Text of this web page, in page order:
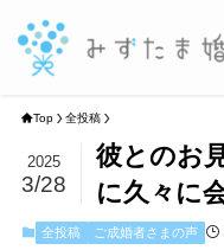
Top 全投稿
彼とのお
に久々に
2025
3/28
全投稿 ご成婚者さまの声